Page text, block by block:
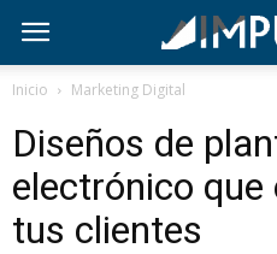
Inicio Marketing Digital
Diseños de
electrónico que
tus clientes